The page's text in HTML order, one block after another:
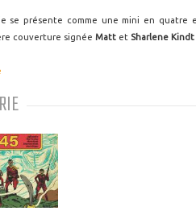
se présente comme une mini en quatre
couverture signée Matt et Sharlene Kindt